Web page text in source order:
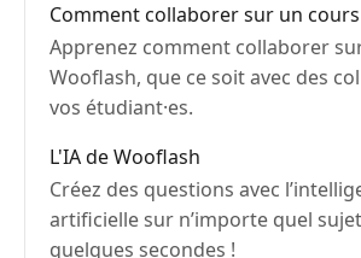
Comment collaborer sur un
Apprenez comment collaborer
Wooflash, que ce soit avec des
vos étudiant·es.
L'IA de Wooflash
Créez des questions avec
artificielle sur n’importe quel
quelques secondes !